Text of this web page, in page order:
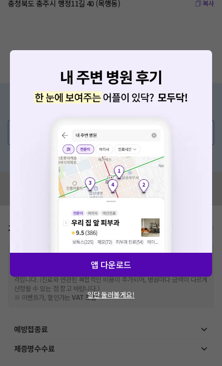
충청북도 충주시 행정11길 40 (목행동) 복사
증상/치료, 궁금한 점이 있나요?
💬 무엇이든 물어보세요
혹은, 의료상담 서비스에 다양한 게시글 보러가기
혹시 잘못된 병원정보가 있나요?
모두닥 팀에 알려주세요!
가격표 비급여/급여 진료란?
※비급여 항목의 경우,추가비용 등으로 실제 가격과 상이할 수 있으니, 정확
한 가격은 해당 의료기관에 직접 문의해주세요.
건강보험심사평가원에 고지되어 있는 급여 진료 기준 가
격입니다. (진료와 연관된 복합적인 비용이 추가되어, 병원마다 금액이 다르게
산정될 수 있는 점 참고 바랍니다.)
※ 이벤트가, 할인가는VAT 포함
예방접종료
제증명수수료
앱 다운로드
일단 둘러볼게요!